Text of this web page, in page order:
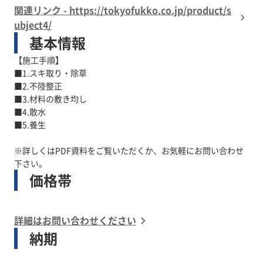
関連リンク - https://tokyofukko.co.jp/product/s
ubject4/
基本情報
【施工手順】
■1.スキ取り・除草
■2.不陸整正
■3.材料の敷き均し
■4.散水
■5.養生
※詳しくはPDF資料をご覧いただくか、お気軽にお問い合わせ
下さい。
価格帯
詳細はお問い合わせください
納期